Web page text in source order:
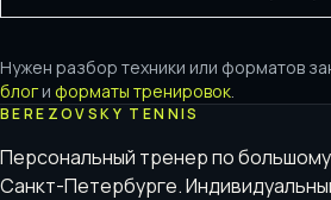
Нужен разбор техники или форматов
блог и форматы тренировок.
BEREZOVSKY TENNIS
Персональный тренер по большому
Санкт-Петербурге.